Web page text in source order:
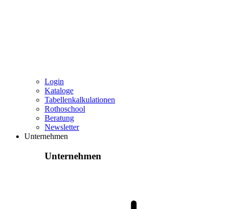
Login
Kataloge
Tabellenkalkulationen
Rothoschool
Beratung
Newsletter
Unternehmen
Unternehmen